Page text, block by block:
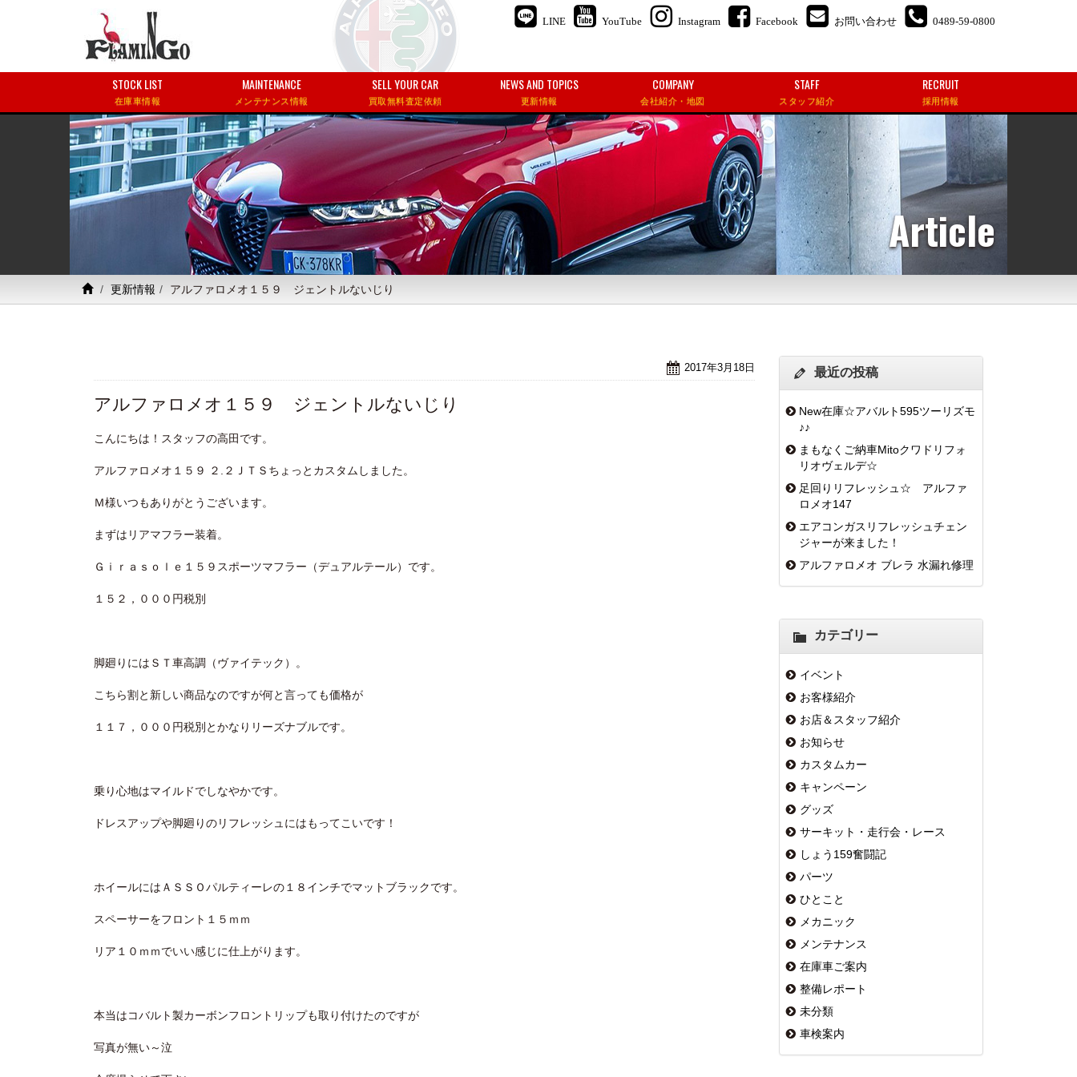
LINE YouTube Instagram Facebook お問い合わせ 0489-59-0800
STOCK LIST
在庫車情報
MAINTENANCE
メンテナンス情報
SELL YOUR CAR
買取無料査定依頼
NEWS AND TOPICS
更新情報
COMPANY
会社紹介・地図
STAFF
スタッフ紹介
RECRUIT
採用情報
Article
更新情報 アルファロメオ１５９ ジェントルないじり
2017年3月18日
アルファロメオ１５９ ジェントルないじり
こんにちは！スタッフの高田です。
アルファロメオ１５９ ２.２ＪＴＳちょっとカスタムしました。
Ｍ様いつもありがとうございます。
まずはリアマフラー装着。
Ｇｉｒａｓｏｌｅ１５９スポーツマフラー（デュアルテール）です。
１５２，０００円税別
脚廻りにはＳＴ車高調（ヴァイテック）。
こちら割と新しい商品なのですが何と言っても価格が
１１７，０００円税別とかなりリーズナブルです。
乗り心地はマイルドでしなやかです。
ドレスアップや脚廻りのリフレッシュにはもってこいです！
ホイールにはＡＳＳＯパルティーレの１８インチでマットブラックです。
スペーサーをフロント１５ｍｍ
リア１０ｍｍでいい感じに仕上がります。
本当はコバルト製カーボンフロントリップも取り付けたのですが
写真が無い～泣
最近の投稿
New在庫☆アバルト595ツーリズモ
♪♪
まもなくご納車Mitoクワドリフォ
リオヴェルデ☆
足回りリフレッシュ☆ アルファ
ロメオ147
エアコンガスリフレッシュチェン
ジャーが来ました！
アルファロメオ ブレラ 水漏れ修理
カテゴリー
イベント
お客様紹介
お店＆スタッフ紹介
お知らせ
カスタムカー
キャンペーン
グッズ
サーキット・走行会・レース
しょう159奮闘記
パーツ
ひとこと
メカニック
メンテナンス
在庫車ご案内
整備レポート
未分類
車検案内